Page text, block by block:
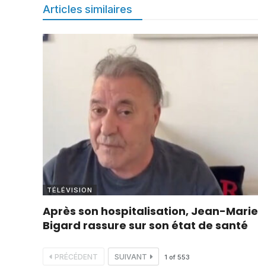
Articles similaires
TÉLÉVISION
Après son hospitalisation, Jean-Marie
Bigard rassure sur son état de santé
PRÉCÉDENT SUIVANT 1 of 553